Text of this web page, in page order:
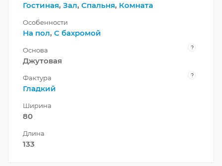
Гостиная, Зал, Спальня, Комната
Особенности
На пол, С бахромой
Основа ?
Джутовая
Фактура ?
Гладкий
Ширина
80
Длина
133